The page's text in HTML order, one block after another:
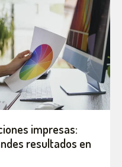
impresas:
resultados en